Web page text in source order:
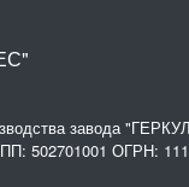
завода
502701001 ОГРН: